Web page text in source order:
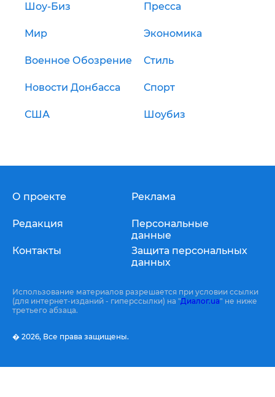
Шоу-Биз Пресса
Мир Экономика
Военное Обозрение Стиль
Новости Донбасса Спорт
США Шоубиз
О проекте
Редакция
Контакты
Реклама
Персональные
данные
Защита персональных
данных
Использование материалов разрешается при условии ссылки
(для интернет-изданий - гиперссылки) на "Диалог.ua" не ниже
третьего абзаца.
� 2026, Все права защищены.